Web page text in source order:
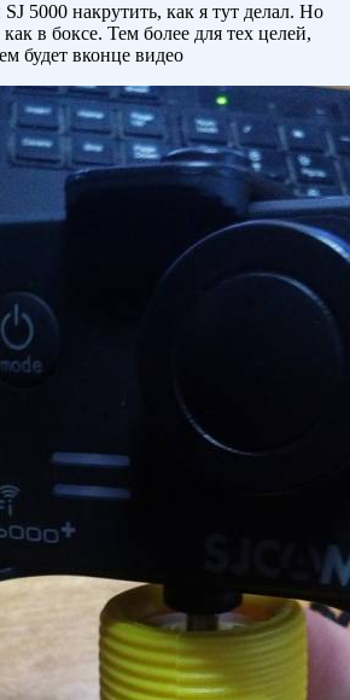
5000 накрутить, как я тут делал. Но
в боксе. Тем более для тех целей,
будет вконце видео